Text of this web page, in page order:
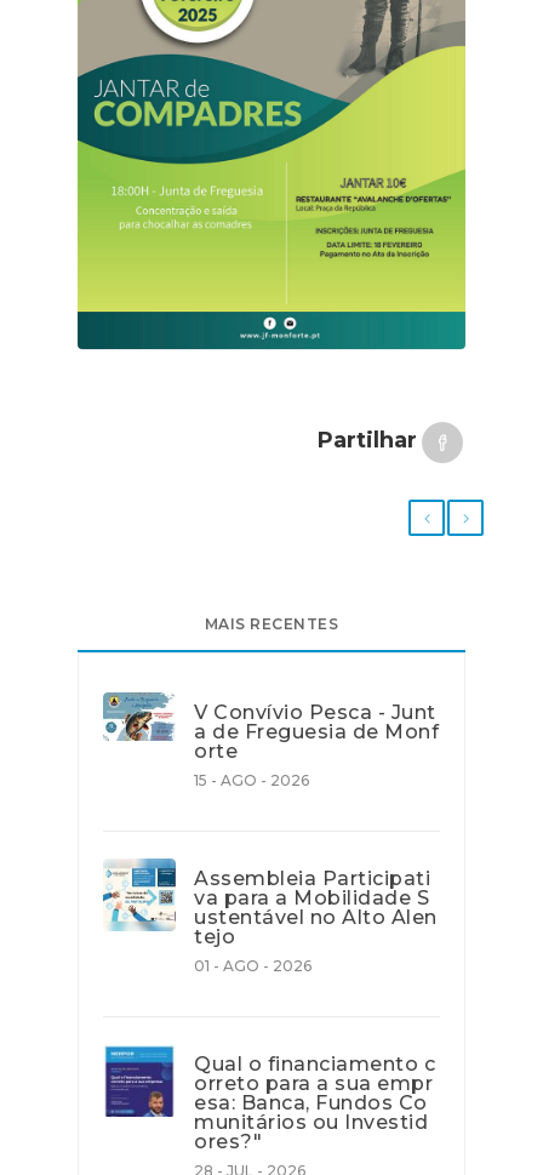
Partilhar
MAIS RECENTES
V Convívio Pesca - Junt
a de Freguesia de Monf
orte
15 - AGO - 2026
Assembleia Participati
va para a Mobilidade S
ustentável no Alto Alen
tejo
01 - AGO - 2026
Qual o financiamento c
orreto para a sua empr
esa: Banca, Fundos Co
munitários ou Investid
ores?"
28 - JUL - 2026